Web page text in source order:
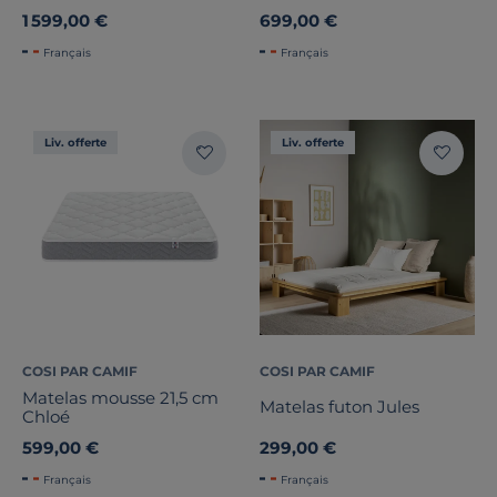
1 599,00 €
Français
699,00 €
Français
Liv. offerte
COSI PAR CAMIF
Matelas mousse 21,5 cm
Chloé
599,00 €
Français
Liv. offerte
COSI PAR CAMIF
Matelas futon Jules
299,00 €
Français